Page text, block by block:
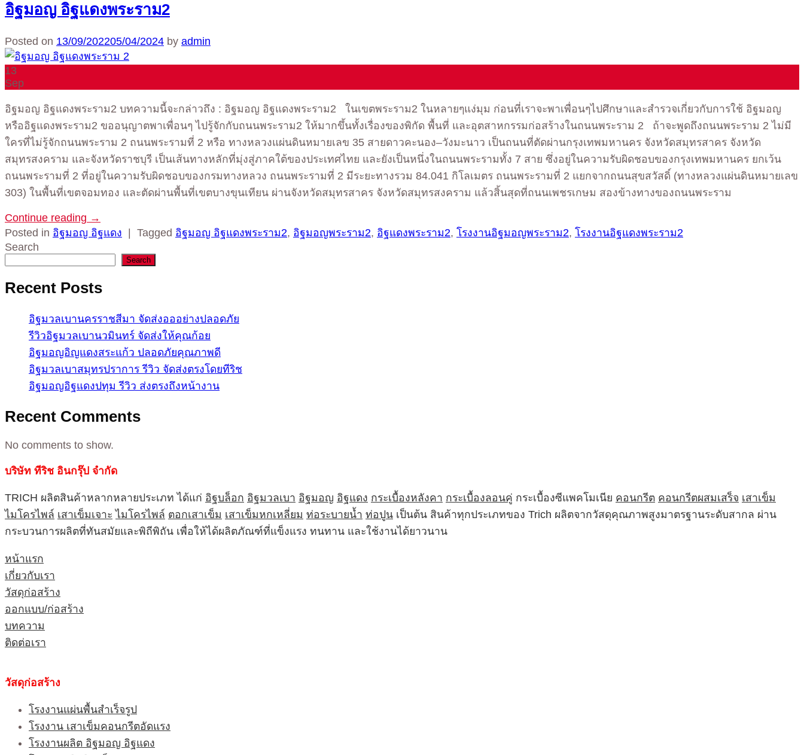
อิฐมอญ อิฐแดงพระราม2
Posted on 13/09/202205/04/2024 by admin
13
Sep
อิฐมอญ อิฐแดงพระราม2 บทความนี้จะกล่าวถึง : อิฐมอญ อิฐแดงพระราม2 ในเขตพระราม2 ในหลายๆแง่มุม ก่อนที่เราจะพาเพื่อนๆไปศึกษาและสำรวจเกี่ยวกับการใช้ อิฐมอญ
หรืออิฐแดงพระราม2 ขออนุญาตพาเพื่อนๆ ไปรู้จักกับถนนพระราม2 ให้มากขึ้นทั้งเรื่องของพิกัด พื้นที่ และอุตสาหกรรมก่อสร้างในถนนพระราม 2 ถ้าจะพูดถึงถนนพระราม 2 ไม่มี
ใครที่ไม่รู้จักถนนพระราม 2 ถนนพระรามที่ 2 หรือ ทางหลวงแผ่นดินหมายเลข 35 สายดาวคะนอง–วังมะนาว เป็นถนนที่ตัดผ่านกรุงเทพมหานคร จังหวัดสมุทรสาคร จังหวัด
สมุทรสงคราม และจังหวัดราชบุรี เป็นเส้นทางหลักที่มุ่งสู่ภาคใต้ของประเทศไทย และยังเป็นหนึ่งในถนนพระรามทั้ง 7 สาย ซึ่งอยู่ในความรับผิดชอบของกรุงเทพมหานคร ยกเว้น
ถนนพระรามที่ 2 ที่อยู่ในความรับผิดชอบของกรมทางหลวง ถนนพระรามที่ 2 มีระยะทางรวม 84.041 กิโลเมตร ถนนพระรามที่ 2 แยกจากถนนสุขสวัสดิ์ (ทางหลวงแผ่นดินหมายเลข
303) ในพื้นที่เขตจอมทอง และตัดผ่านพื้นที่เขตบางขุนเทียน ผ่านจังหวัดสมุทรสาคร จังหวัดสมุทรสงคราม แล้วสิ้นสุดที่ถนนเพชรเกษม สองข้างทางของถนนพระราม
Continue reading →
Posted in อิฐมอญ อิฐแดง | Tagged อิฐมอญ อิฐแดงพระราม2, อิฐมอญพระราม2, อิฐแดงพระราม2, โรงงานอิฐมอญพระราม2, โรงงานอิฐแดงพระราม2
Search
Search
Recent Posts
อิฐมวลเบานครราชสีมา จัดส่งอออย่างปลอดภัย
รีวิวอิฐมวลเบานวมินทร์ จัดส่งให้คุณก้อย
อิฐมอญอิญแดงสระแก้ว ปลอดภัยคุณภาพดี
อิฐมวลเบาสมุทรปราการ รีวิว จัดส่งตรงโดยทีริช
อิฐมอญอิฐแดงปทุม รีวิว ส่งตรงถึงหน้างาน
Recent Comments
No comments to show.
บริษัท ทีริช อินกรุ๊ป จำกัด
TRICH ผลิตสินค้าหลากหลายประเภท ได้แก่ อิฐบล็อก อิฐมวลเบา อิฐมอญ อิฐแดง กระเบื้องหลังคา กระเบื้องลอนคู่ กระเบื้องซีแพคโมเนีย คอนกรีต คอนกรีตผสมเสร็จ เสาเข็ม
ไมโครไพล์ เสาเข็มเจาะ ไมโครไพล์ ตอกเสาเข็ม เสาเข็มหกเหลี่ยม ท่อระบายน้ำ ท่อปูน เป็นต้น สินค้าทุกประเภทของ Trich ผลิตจากวัสดุคุณภาพสูงมาตรฐานระดับสากล ผ่าน
กระบวนการผลิตที่ทันสมัยและพิถีพิถัน เพื่อให้ได้ผลิตภัณฑ์ที่แข็งแรง ทนทาน และใช้งานได้ยาวนาน
หน้าแรก
เกี่ยวกับเรา
วัสดุก่อสร้าง
ออกแบบ/ก่อสร้าง
บทความ
ติดต่อเรา
วัสดุก่อสร้าง
โรงงานแผ่นพื้นสำเร็จรูป
โรงงาน เสาเข็มคอนกรีตอัดแรง
โรงงานผลิต อิฐมอญ อิฐแดง